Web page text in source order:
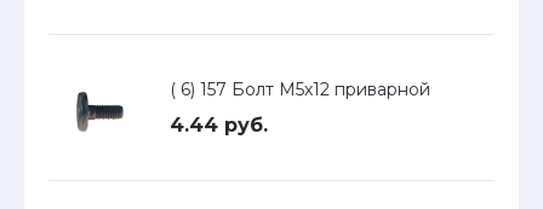
( 6) 157 Болт М5х12 приварной
4.44 руб.